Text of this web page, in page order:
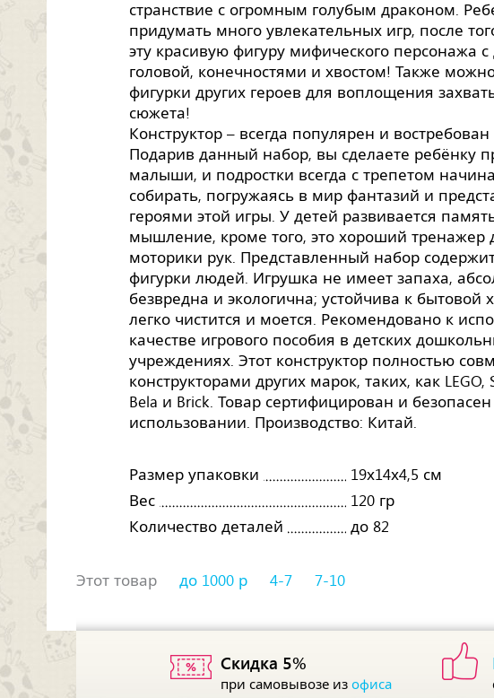
странствие с огромным голубым драконом.
придумать много увлекательных игр, после
эту красивую фигуру мифического персонажа
головой, конечностями и хвостом! Также
фигурки других героев для воплощения
сюжета!
Конструктор – всегда популярен и
Подарив данный набор, вы сделаете ребёнку
малыши, и подростки всегда с трепетом
собирать, погружаясь в мир фантазий и
героями этой игры. У детей развивается
мышление, кроме того, это хороший тренажер
моторики рук. Представленный набор
фигурки людей. Игрушка не имеет запаха,
безвредна и экологична; устойчива к бытовой
легко чистится и моется. Рекомендовано к
качестве игрового пособия в детских
учреждениях. Этот конструктор полностью
конструкторами других марок, таких, как LEGO,
Bela и Brick. Товар сертифицирован и безопасен
использовании. Производство: Китай.
Размер упаковки
19х14х4,5 см
Вес
120 гр
Количество деталей
до 82
Этот товар до 1000 р 4-7 7-10
Скидка 5%
при самовывозе изофиса